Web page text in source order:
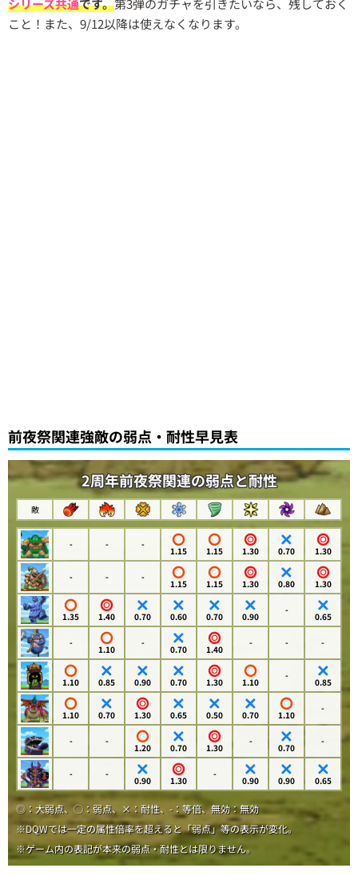
シリーズ共通です。第3弾のガチャを引きたいなら、残しておく
こと！また、9/12以降は使えなくなります。
前夜祭関連強敵の弱点・耐性早見表
2周年前夜祭関連の弱点と耐性
敵
- - -
1.15 1.15 1.30 0.70 1.30
- - -
1.15 1.15 1.30 0.80 1.30
1.35 1.40 0.70 0.60 0.70 0.90
-
0.65
-
1.10
-
0.70 1.40
- - -
1.10 0.85 0.90 0.70 1.30 1.10
-
0.85
1.10 0.70 1.30 0.65 0.50 0.70 1.10
-
- -
1.20 0.70 1.30
-
0.70
-
- -
0.90 1.30
-
0.90 0.90 0.65
◎：大弱点、◯：弱点、×：耐性、-：等倍、無効：無効
※DQWでは一定の属性倍率を超えると「弱点」等の表示が変化。
※ゲーム内の表記が本来の弱点・耐性とは限りません。